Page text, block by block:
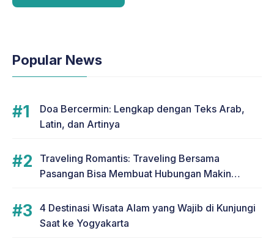
Popular News
Doa Bercermin: Lengkap dengan Teks Arab,
Latin, dan Artinya
Traveling Romantis: Traveling Bersama
Pasangan Bisa Membuat Hubungan Makin
4 Destinasi Wisata Alam yang Wajib di Kunjungi
Saat ke Yogyakarta